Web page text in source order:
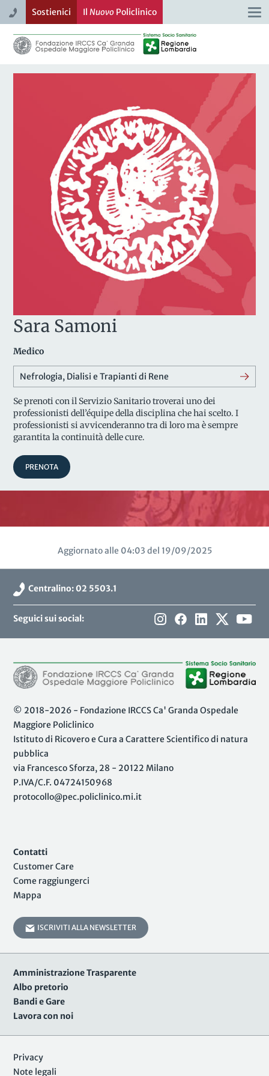
Sostienici Il NuovoPoliclinico
Sara Samoni
Medico
Nefrologia, Dialisi e Trapianti di Rene
Se prenoti con il Servizio Sanitario troverai uno dei
professionisti dell’équipe della disciplina che hai scelto. I
professionisti si avvicenderanno tra di loro ma è sempre
garantita la continuità delle cure.
PRENOTA
Aggiornato alle 04:03 del 19/09/2025
Centralino: 02 5503.1
Seguici sui social:
© 2018-2026 - Fondazione IRCCS Ca' Granda Ospedale
Maggiore Policlinico
Istituto di Ricovero e Cura a Carattere Scientifico di natura
pubblica
via Francesco Sforza, 28 - 20122 Milano
P.IVA/C.F. 04724150968
protocollo@pec.policlinico.mi.it
Contatti
Customer Care
Come raggiungerci
Mappa
ISCRIVITI ALLA NEWSLETTER
Amministrazione Trasparente
Albo pretorio
Bandi e Gare
Lavora con noi
Privacy
Note legali